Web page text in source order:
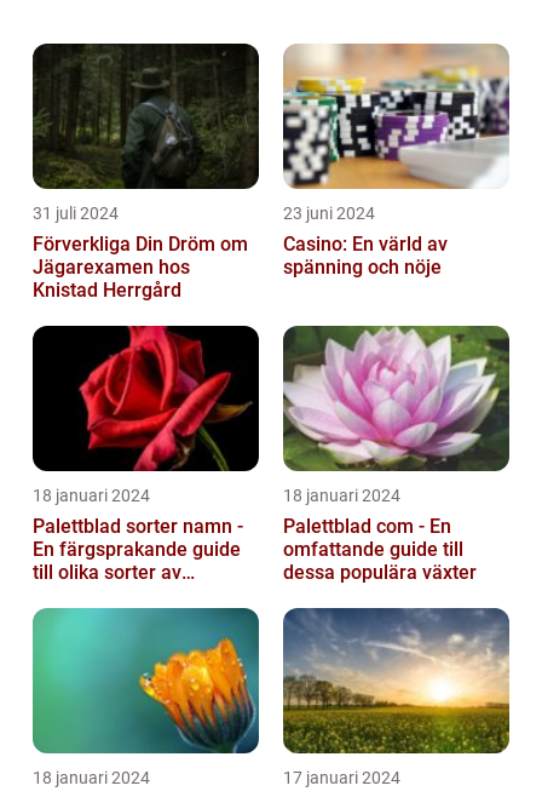
det är, vilka olika typer som finns, samt vilka
behandling...
31 juli 2024
Förverkliga Din Dröm om
Jägarexamen hos
Knistad Herrgård
23 juni 2024
Casino: En värld av
spänning och nöje
18 januari 2024
Palettblad sorter namn -
En färgsprakande guide
till olika sorter av
18 januari 2024
Palettblad com - En
omfattande guide till
dessa populära växter
18 januari 2024 17 januari 2024